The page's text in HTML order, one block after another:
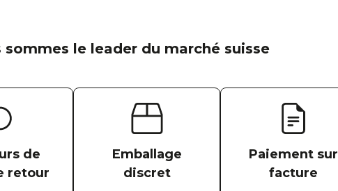
le leader du marché suisse
de
retour
Emballage
discret
Paiement sur
facture